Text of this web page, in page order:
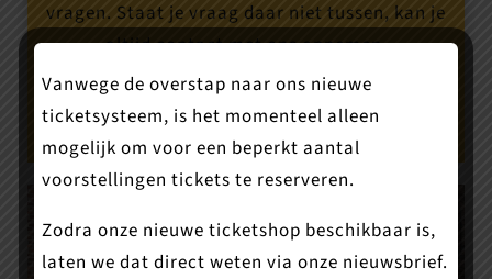
vragen. Staat je vraag daar niet tussen, kan je
altijd contact met ons opnemen.
Veel gestelde vragen
Vanwege de overstap naar ons nieuwe
ticketsysteem, is het momenteel alleen
mogelijk om voor een beperkt aantal
voorstellingen tickets te reserveren.
Zodra onze nieuwe ticketshop beschikbaar is,
laten we dat direct weten via onze nieuwsbrief.